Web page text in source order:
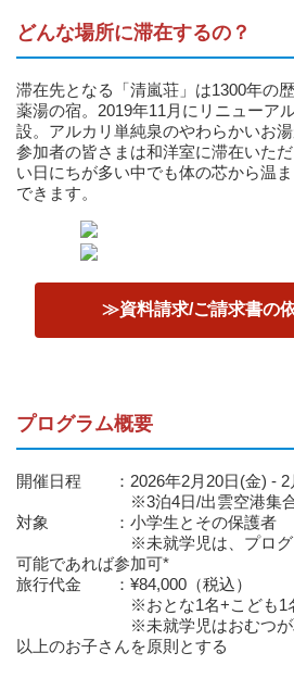
どんな場所に滞在するの？
滞在先となる「清嵐荘」は1300年の
薬湯の宿。2019年11月にリニューア
設。アルカリ単純泉のやわらかいお
参加者の皆さまは和洋室に滞在いた
い日にちが多い中でも体の芯から温
できます。
≫資料請求/ご請求書の
プログラム概要
開催日程 ：2026年2月20日(金) - 2
※3泊4日/出雲空港集合・
対象 ：小学生とその保護者
※未就学児は、プログラム
可能であれば参加可*
旅行代金 ：¥84,000（税込）
※おとな1名+こども1名の
※未就学児はおむつが取れ
以上のお子さんを原則とする